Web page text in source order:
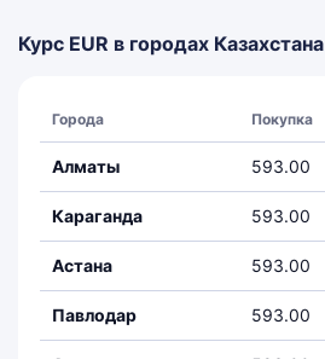
Курс EUR в городах Казахстана
Города Покупка
Алматы 593.00
Караганда 593.00
Астана 593.00
Павлодар 593.00